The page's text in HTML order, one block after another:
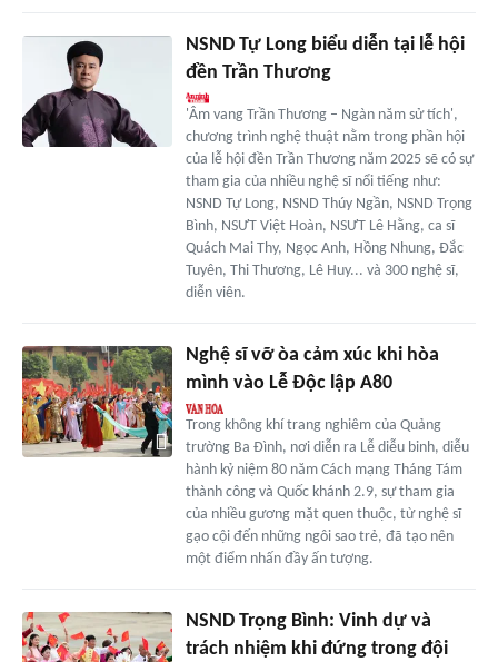
NSND Tự Long biểu diễn tại lễ hội
đền Trần Thương
'Âm vang Trần Thương – Ngàn năm sử tích',
chương trình nghệ thuật nằm trong phần hội
của lễ hội đền Trần Thương năm 2025 sẽ có sự
tham gia của nhiều nghệ sĩ nổi tiếng như:
NSND Tự Long, NSND Thúy Ngần, NSND Trọng
Bình, NSƯT Việt Hoàn, NSƯT Lê Hằng, ca sĩ
Quách Mai Thy, Ngọc Anh, Hồng Nhung, Đắc
Tuyên, Thi Thương, Lê Huy... và 300 nghệ sĩ,
diễn viên.
Nghệ sĩ vỡ òa cảm xúc khi hòa
mình vào Lễ Độc lập A80
Trong không khí trang nghiêm của Quảng
trường Ba Đình, nơi diễn ra Lễ diễu binh, diễu
hành kỷ niệm 80 năm Cách mạng Tháng Tám
thành công và Quốc khánh 2.9, sự tham gia
của nhiều gương mặt quen thuộc, từ nghệ sĩ
gạo cội đến những ngôi sao trẻ, đã tạo nên
một điểm nhấn đầy ấn tượng.
NSND Trọng Bình: Vinh dự và
trách nhiệm khi đứng trong đội